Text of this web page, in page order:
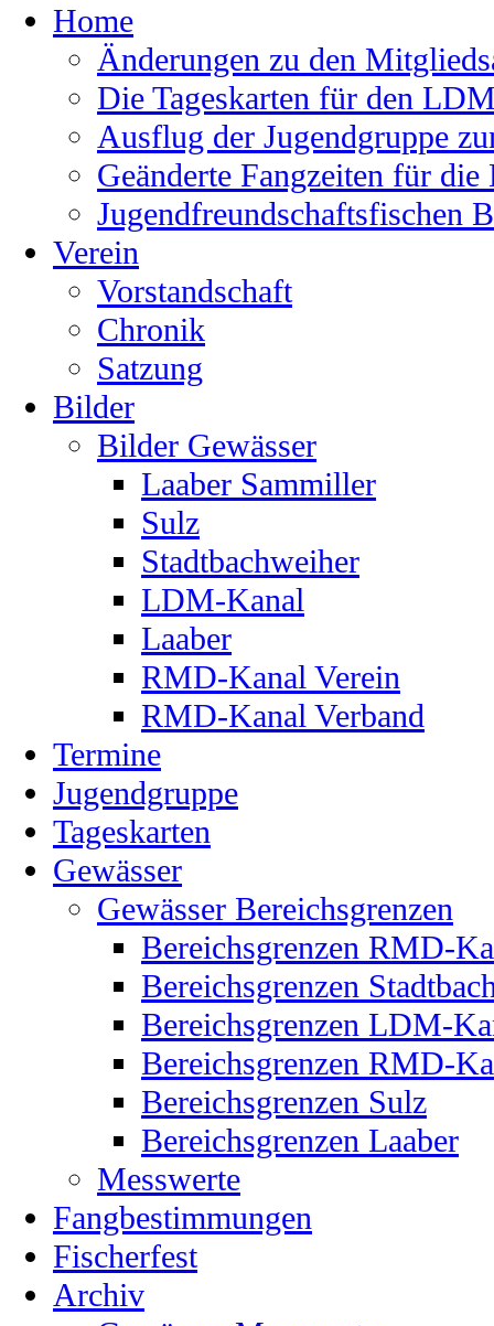
Home
Änderungen zu den
Die Tageskarten für den
Ausflug der Jugendgruppe
Geänderte Fangzeiten für die
Jugendfreundschaftsfischen
Verein
Vorstandschaft
Chronik
Satzung
Bilder
Bilder Gewässer
Laaber Sammiller
Sulz
Stadtbachweiher
LDM-Kanal
Laaber
RMD-Kanal Verein
RMD-Kanal Verband
Termine
Jugendgruppe
Tageskarten
Gewässer
Gewässer Bereichsgrenzen
Bereichsgrenzen RMD-
Bereichsgrenzen
Bereichsgrenzen LDM-
Bereichsgrenzen RMD-
Bereichsgrenzen Sulz
Bereichsgrenzen Laaber
Messwerte
Fangbestimmungen
Fischerfest
Archiv